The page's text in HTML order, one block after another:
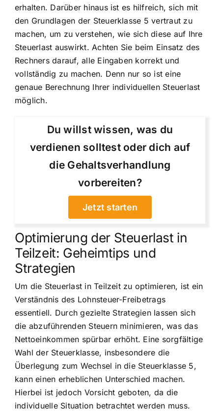
erhalten. Darüber hinaus ist es hilfreich, sich mit
den Grundlagen der Steuerklasse 5 vertraut zu
machen, um zu verstehen, wie sich diese auf Ihre
Steuerlast auswirkt. Achten Sie beim Einsatz des
Rechners darauf, alle Eingaben korrekt und
vollständig zu machen. Denn nur so ist eine
genaue Berechnung Ihrer individuellen Steuerlast
möglich.
Du willst wissen, was du
verdienen solltest oder dich auf
die Gehaltsverhandlung
vorbereiten?
Jetzt starten
Optimierung der Steuerlast in
Teilzeit: Geheimtips und
Strategien
Um die Steuerlast in Teilzeit zu optimieren, ist ein
Verständnis des Lohnsteuer-Freibetrags
essentiell. Durch gezielte Strategien lassen sich
die abzuführenden Steuern minimieren, was das
Nettoeinkommen spürbar erhöht. Eine sorgfältige
Wahl der Steuerklasse, insbesondere die
Überlegung zum Wechsel in die Steuerklasse 5,
kann einen erheblichen Unterschied machen.
Hierbei ist jedoch Vorsicht geboten, da die
individuelle Situation betrachtet werden muss.